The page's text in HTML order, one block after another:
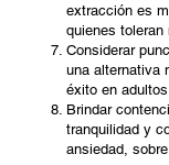
extracción es
quienes toleran
Considerar
una alternativa
éxito en
Brindar
tranquilidad y
ansiedad,